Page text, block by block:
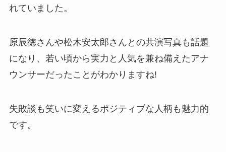
れていました。
原辰徳さんや松木安太郎さんとの共演写真も話題
になり、若い頃から実力と人気を兼ね備えたアナ
ウンサーだったことがわかりますね!
失敗談も笑いに変えるポジティブな人柄も魅力的
です。